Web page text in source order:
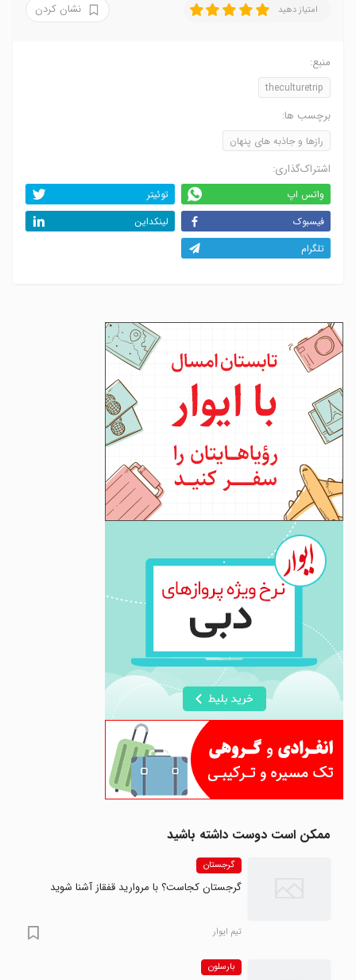
امتیاز دهید نشان کردن
منبع:
theculturetrip
برچسب ها:
رازها و جاذبه های پنهان
اشتراک‌گذاری:
واتس اپ
توئیتر
فیسبوک
لینکداین
تلگرام
ممکن است دوست داشته باشید
گرجستان
گرجستان کجاست؟ با مروارید قفقاز آشنا شوید
تیم ایوار
بارسلون